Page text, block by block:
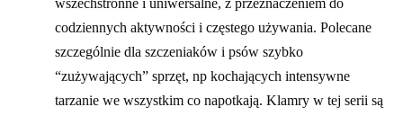
wszechstronne i uniwersalne, z przeznaczeniem do
codziennych aktywności i częstego używania. Polecane
szczególnie dla szczeniaków i psów szybko
“zużywających” sprzęt, np kochających intensywne
tarzanie we wszystkim co napotkają. Klamry w tej serii są